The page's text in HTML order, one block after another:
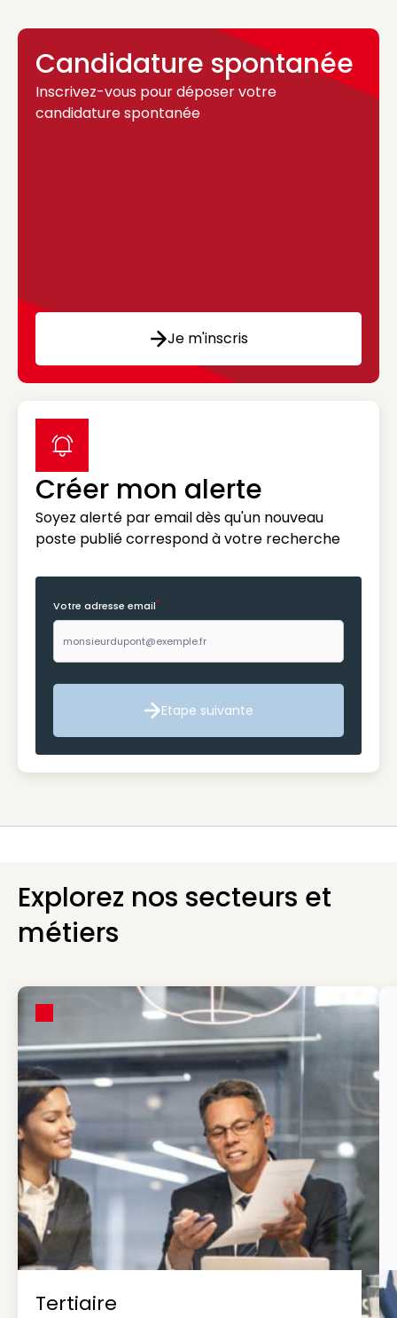
Candidature spontanée
Inscrivez-vous pour déposer votre
candidature spontanée
Je m'inscris
Créer mon alerte
Soyez alerté par email dès qu'un nouveau
poste publié correspond à votre recherche
label icon
Votre adresse email*
Etape suivante
Etape suivante
Explorez nos secteurs et
métiers
Tertiaire